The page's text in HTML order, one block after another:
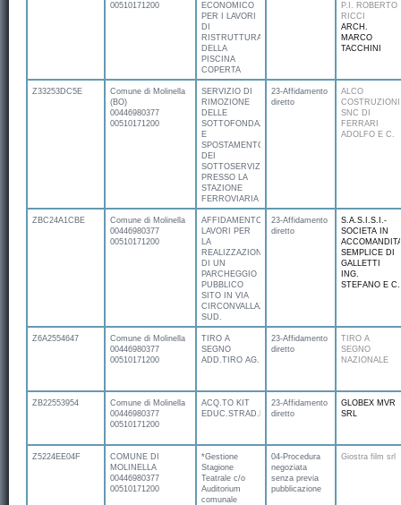
00510171200
ECONOMICO
PER I LAVORI
DI
RISTRUTTURAZIONE
DELLA
PISCINA
COPERTA
P.I. ROBERTO
RICCI
ARCH.
MARCO
TACCHINI
Z33253DC5E
Comune di Molinella
(BO)
00446980377
00510171200
SERVIZIO DI
RIMOZIONE
DELLE
SOTTOFONDAZIONI
E
SPOSTAMENTO
DEI
SOTTOSERVIZI
PRESSO LA
STAZIONE
FERROVIARIA
23-Affidamento
diretto
ALCO
COSTRUZIONI
SNC DI
FERRARI
ADOLFO E C.
ZBC24A1CBE
Comune di Molinella
00446980377
00510171200
AFFIDAMENTO
LAVORI PER
LA
REALIZZAZIONE
DI UN
PARCHEGGIO
PUBBLICO
SITO IN VIA
CIRCONVALLAZIONE
SUD.
23-Affidamento
diretto
S.A.S.I.S.I.-
SOCIETA IN
SEMPLICE DI
GALLETTI
ING.
STEFANO E C.
Z6A2554647
Comune di Molinella
00446980377
00510171200
TIRO A
SEGNO
ADD.TIRO AG.
23-Affidamento
diretto
TIRO A
SEGNO
NAZIONALE
ZB22553954
Comune di Molinella
00446980377
00510171200
ACQ.TO KIT
EDUC.STRAD.LE
23-Affidamento
diretto
GLOBEX MVR
SRL
Z5224EE04F
COMUNE DI
MOLINELLA
00446980377
00510171200
*Gestione
Stagione
Teatrale c/o
Auditorium
comunale
04-Procedura
negoziata
senza previa
pubblicazione
Giostra film srl